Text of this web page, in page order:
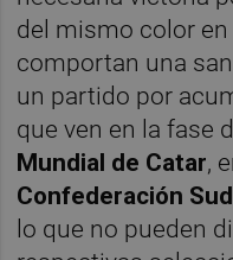
del mismo color
comportan una
un partido por
que ven en la fase
Mundial de Catar,
Confederación
lo que no pueden